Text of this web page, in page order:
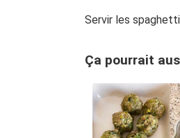
Servir les
Ça pourrait